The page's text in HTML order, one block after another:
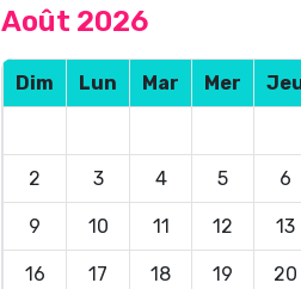
Août 2026
Dim Lun Mar Mer
2 3 4 5 6
9 10 11 12 13
16 17 18 19 20